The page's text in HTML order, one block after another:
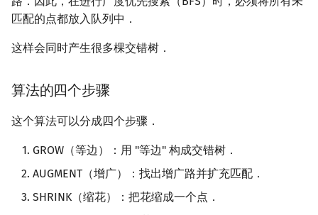
匹配的点都放入队列中．
这样会同时产生很多棵交错树．
算法的四个步骤
这个算法可以分成四个步骤．
GROW（等边）：用 "等边" 构成交错树．
AUGMENT（增广）：找出增广路并扩充匹配．
SHRINK（缩花）：把花缩成一个点．